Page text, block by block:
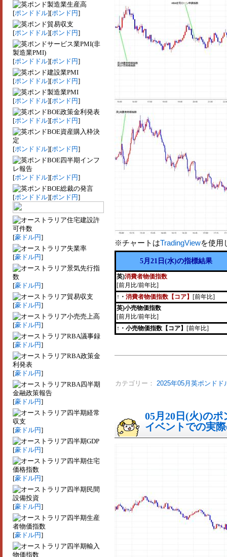
製造業生産高
[ポンドドル][ポンド円]
貿易収支
[ポンドドル][ポンド円]
サービス業PMI(非
製造業PMI)
[ポンドドル][ポンド円]
建設業PMI
[ポンドドル][ポンド円]
製造業PMI
[ポンドドル][ポンド円]
BOE政策金利発表
[ポンドドル][ポンド円]
BOE資産購入枠決
定
[ポンドドル][ポンド円]
BOE四半期インフ
レ報告
[ポンドドル][ポンド円]
BOE総裁の発言
[ポンドドル][ポンド円]
住宅建設許
可件数
[豪ドル円]
失業率
[豪ドル円]
景気先行指
数
[豪ドル円]
貿易収支
[豪ドル円]
小売売上高
[豪ドル円]
RBA議事録
[豪ドル円]
RBA政策金
利発表
[豪ドル円]
RBA四半期
金融政策報告
[豪ドル円]
四半期経常
収支
[豪ドル円]
四半期GDP
[豪ドル円]
四半期住宅
価格指数
[豪ドル円]
四半期民間
設備投資
[豪ドル円]
四半期生産
者物価指数
[豪ドル円]
四半期輸入
物価指数
※チャートはTradingViewを使用
5月21日(水)の指標結果
英)消費者物価指数
[前月比/前年比]
↑・ 消費者物価指数【コア】 [前年比]
英)小売物価指数
[前月比/前年比]
↑・小売物価指数【コア】 [前年比]
カテゴリー： 2025年05月英ポンドド
05月20日(火)の
イベントでの実